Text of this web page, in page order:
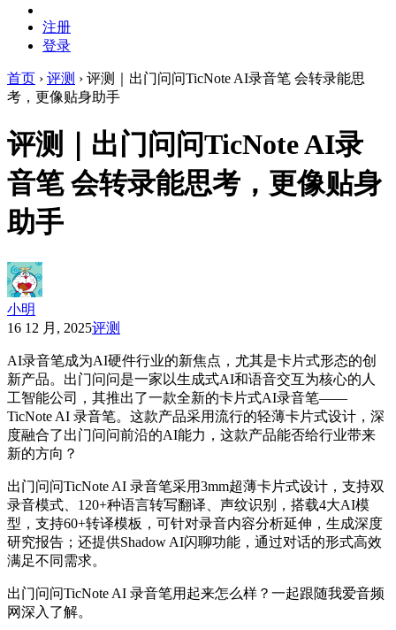
注册
登录
首页 › 评测 › 评测｜出门问问TicNote AI录音笔 会转录能思
考，更像贴身助手
评测｜出门问问TicNote AI录
音笔 会转录能思考，更像贴身
助手
小明
16 12 月, 2025评测
AI录音笔成为AI硬件行业的新焦点，尤其是卡片式形态的创
新产品。出门问问是一家以生成式AI和语音交互为核心的人
工智能公司，其推出了一款全新的卡片式AI录音笔——
TicNote AI 录音笔。这款产品采用流行的轻薄卡片式设计，深
度融合了出门问问前沿的AI能力，这款产品能否给行业带来
新的方向？
出门问问TicNote AI 录音笔采用3mm超薄卡片式设计，支持双
录音模式、120+种语言转写翻译、声纹识别，搭载4大AI模
型，支持60+转译模板，可针对录音内容分析延伸，生成深度
研究报告；还提供Shadow AI闪聊功能，通过对话的形式高效
满足不同需求。
出门问问TicNote AI 录音笔用起来怎么样？一起跟随我爱音频
网深入了解。